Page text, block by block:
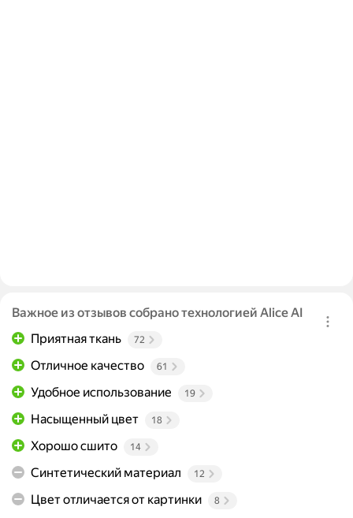
Важное из отзывов собрано технологией Alice AI
Приятная ткань
72
Отличное качество 61
Удобное использование 19
Насыщенный цвет 18
Хорошо сшито 14
Синтетический материал 12
Цвет отличается от картинки 8